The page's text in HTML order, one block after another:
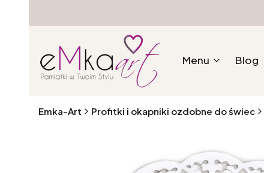
Menu Blog
Emka-Art Profitki i okapniki ozdobne do świec